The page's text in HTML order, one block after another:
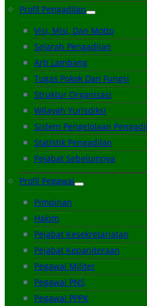
Profil Pengadilan
Visi, Misi, Dan Motto
Sejarah Pengadilan
Arti Lambang
Tugas Pokok Dan Fungsi
Struktur Organisasi
Wilayah Yurisdiksi
Sistem Pengelolaan
Statistik Pengadilan
Pejabat Sebelumnya
Profil Pegawai
Pimpinan
Hakim
Pejabat Kesekretariatan
Pejabat Kepaniteraan
Pegawai Militer
Pegawai PNS
Pegawai PPPK